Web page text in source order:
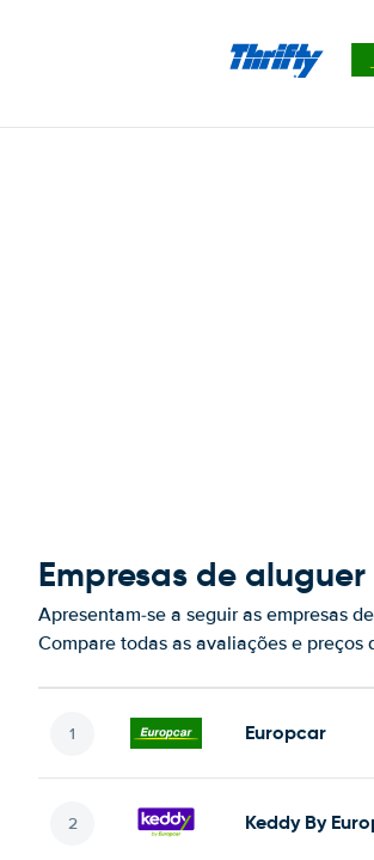
Empresas de
Apresentam-se a seguir as empresas
Compare todas as avaliações e preços
Europcar
Keddy By